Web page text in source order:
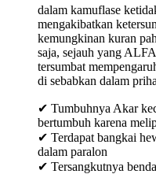
dalam kamuflase
mengakibatkan
kemungkinan kuran
saja, sejauh yang
tersumbat
di sebabkan dalam
✔ Tumbuhnya Akar
bertumbuh karena
✔ Terdapat bangkai
dalam paralon
✔ Tersangkutnya